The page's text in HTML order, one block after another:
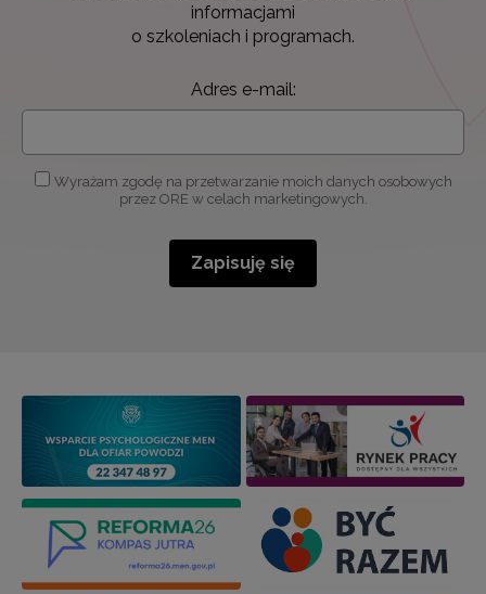
informacjami
o szkoleniach i programach.
Adres e-mail:
Wyrażam zgodę na przetwarzanie moich danych osobowych
przez ORE w celach marketingowych.
Zapisuję się